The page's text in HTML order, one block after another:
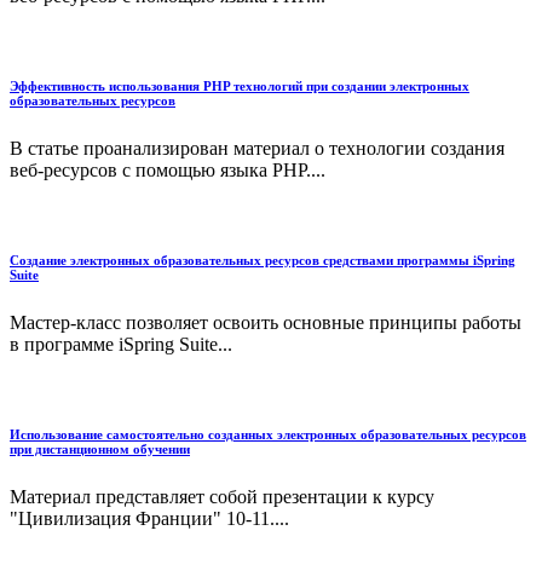
Эффективность использования PHP технологий при создании электронных
образовательных ресурсов
В статье проанализирован материал о технологии создания
веб-ресурсов с помощью языка PHP....
Создание электронных образовательных ресурсов средствами программы iSpring
Suite
Мастер-класс позволяет освоить основные принципы работы
в программе iSpring Suite...
Использование самостоятельно созданных электронных образовательных ресурсов
при дистанционном обучении
Материал представляет собой презентации к курсу
"Цивилизация Франции" 10-11....